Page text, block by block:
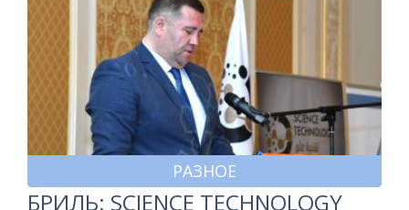
РАЗНОЕ
БРИЛЬ: SCIENCE TECHNOLOGY